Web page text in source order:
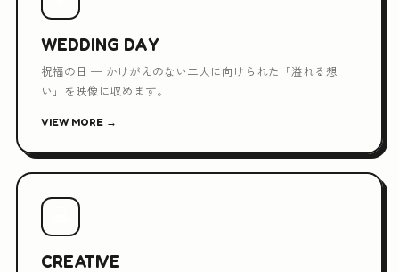
WEDDING DAY
祝福の日 — かけがえのない二人に向けられた「溢れる想
い」を映像に収めます。
VIEW MORE →
CREATIVE